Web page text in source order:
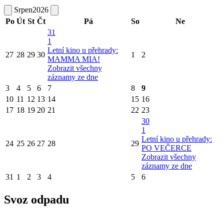
Srpen2026
Po Út St Čt Pá So Ne
27 28 29 30
31
1
Letní kino u přehrady:
MAMMA MIA!
Zobrazit všechny
záznamy ze dne
1 2
3 4 5 6 7 8
9
10 11 12 13 14 15 16
17 18 19 20 21 22 23
24 25 26 27 28 29
30
1
Letní kino u přehrady:
PO VEČERCE
Zobrazit všechny
záznamy ze dne
31 1 2 3 4 5 6
Svoz odpadu